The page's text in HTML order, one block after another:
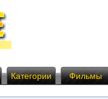
Категории Фильмы